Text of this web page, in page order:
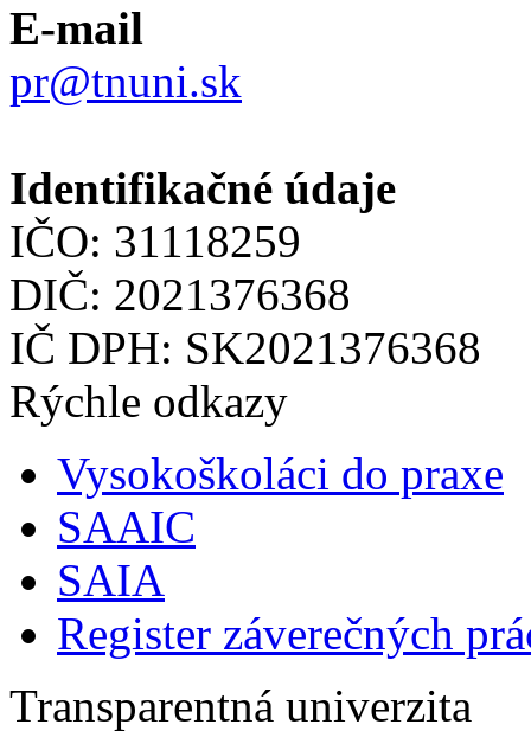
E-mail
pr@tnuni.sk
Identifikačné údaje
IČO: 31118259
DIČ: 2021376368
IČ DPH: SK2021376368
Rýchle odkazy
Vysokoškoláci do praxe
SAAIC
SAIA
Register záverečných
Transparentná univerzita